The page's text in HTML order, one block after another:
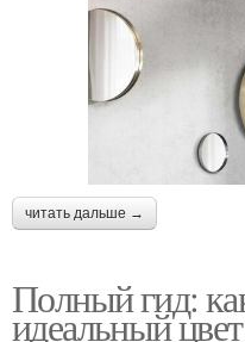
читать дальше →
Полный гид:
идеальный